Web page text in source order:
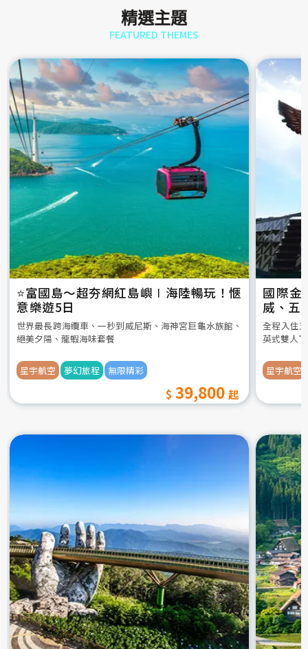
精選主題
FEATURED THEMES
⭐️富國島～超夯網紅島嶼∣海陸暢玩！愜
意樂遊5日
世界最長跨海纜車、一秒到威尼斯、海神宮巨龜水族館、
絕美夕陽、龍蝦海味套餐
星宇航空 夢幻旅程 無限精彩
39,800
國際金
威、五
全程入住
英式雙人
星宇航空